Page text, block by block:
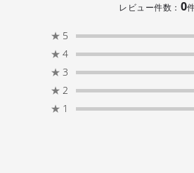
レビュー件数： 0
★ 5
★ 4
★ 3
★ 2
★ 1